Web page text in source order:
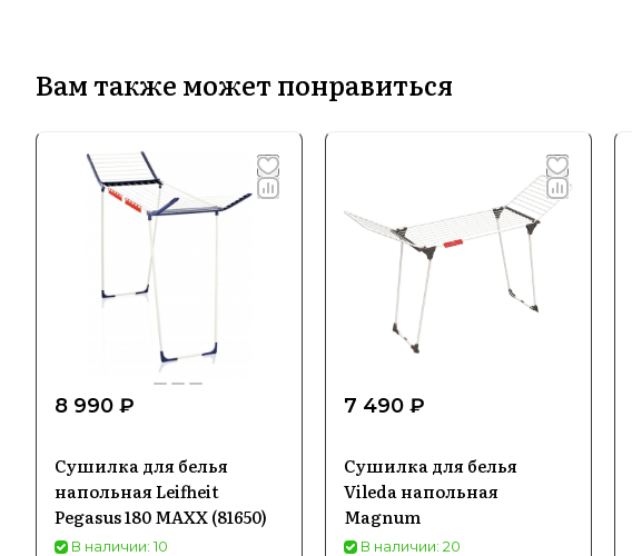
Вам также может понравиться
8 990 ₽
Сушилка для белья
напольная Leifheit
Pegasus 180 MAXX (81650)
В наличии: 10
7 490 ₽
Сушилка для белья
Vileda напольная
Magnum
В наличии: 20